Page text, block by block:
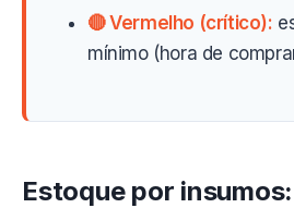
🔴 Vermelho (crítico):
mínimo (hora de
Estoque por